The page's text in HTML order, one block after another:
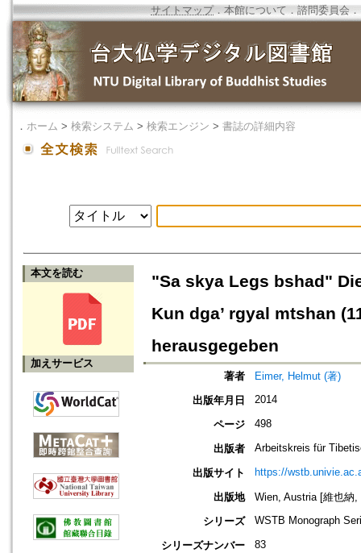
サイトマップ．本館について ． 諮問委員会 ．
． ホーム > 検索システム > 検索エンジン > 書誌の詳細内容
本文を読む
加えサービス
"Sa skya Legs bshad"
Kun dga’ rgyal mtshan
herausgegeben
著者
Eimer, Helmut (著)
出版年月日
2014
ページ 498
出版者 Arbeitskreis für
出版サイト https://
出版地
Wien, Austria [維也納,
シリーズ
WSTB Monograph
シリーズナンバー 83